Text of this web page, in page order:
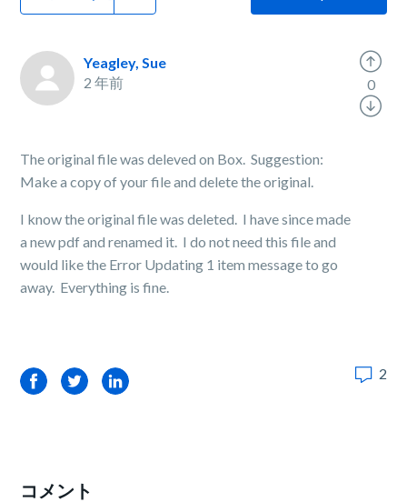
Yeagley, Sue
2 年前
The original file was deleved on Box. Suggestion:
Make a copy of your file and delete the original.
I know the original file was deleted. I have since made
a new pdf and renamed it. I do not need this file and
would like the Error Updating 1 item message to go
away. Everything is fine.
0
FacebookTwitterLinkedIn 2
コメント